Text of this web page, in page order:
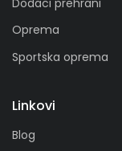
Oprema
Sportska oprema
Linkovi
Blog